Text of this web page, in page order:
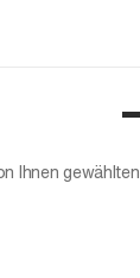
Ihnen gewählten